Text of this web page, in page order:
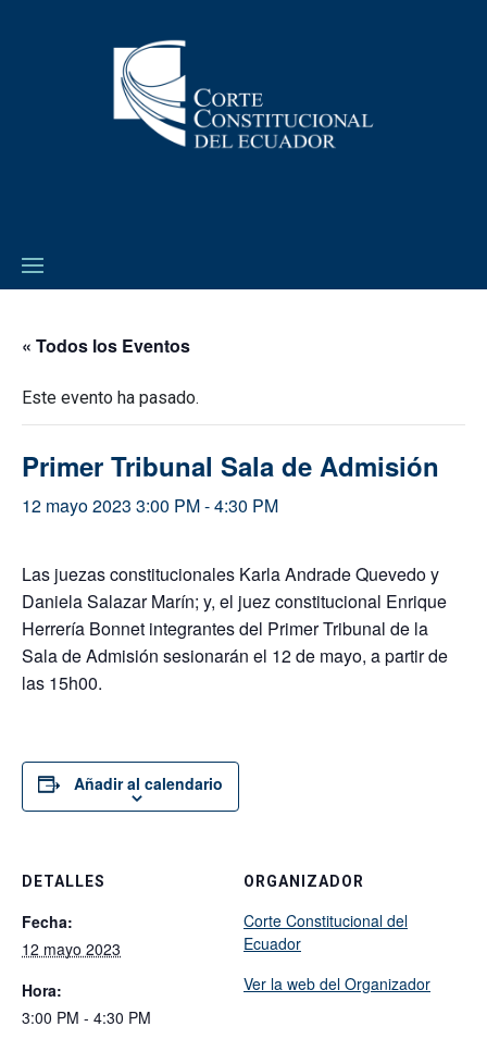
« Todos los Eventos
Este evento ha pasado.
Primer Tribunal Sala de Admisión
12 mayo 2023 3:00 PM-4:30 PM
Las juezas constitucionales Karla Andrade Quevedo y
Daniela Salazar Marín; y, el juez constitucional Enrique
Herrería Bonnet integrantes del Primer Tribunal de la
Sala de Admisión sesionarán el 12 de mayo, a partir de
las 15h00.
Añadir al calendario
DETALLES
Fecha:
12 mayo 2023
Hora:
3:00 PM - 4:30 PM
ORGANIZADOR
Corte Constitucional del
Ecuador
Ver la web del Organizador